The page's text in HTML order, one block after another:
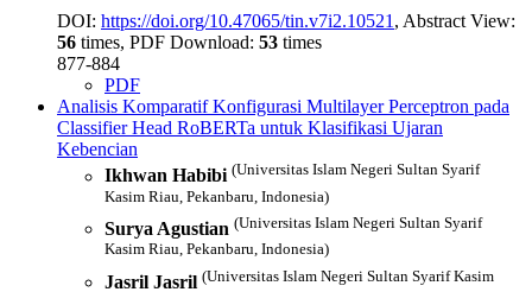
DOI: https://doi.org/10.47065/tin.v7i2.10521, Abstract View:
56 times, PDF Download: 53 times
877-884
PDF
Analisis Komparatif Konfigurasi Multilayer Perceptron pada
Classifier Head RoBERTa untuk Klasifikasi Ujaran
Kebencian
Ikhwan Habibi (Universitas Islam Negeri Sultan Syarif
Kasim Riau, Pekanbaru, Indonesia)
Surya Agustian (Universitas Islam Negeri Sultan Syarif
Kasim Riau, Pekanbaru, Indonesia)
Jasril Jasril (Universitas Islam Negeri Sultan Syarif Kasim